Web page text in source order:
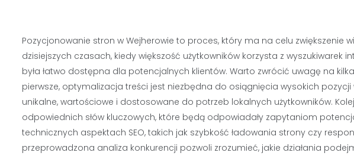
Pozycjonowanie stron w Wejherowie to proces, który ma na celu zwiększenie
dzisiejszych czasach, kiedy większość użytkowników korzysta z wyszukiwarek
była łatwo dostępna dla potencjalnych klientów. Warto zwrócić uwagę na
pierwsze, optymalizacja treści jest niezbędna do osiągnięcia wysokich pozycji
unikalne, wartościowe i dostosowane do potrzeb lokalnych użytkowników.
odpowiednich słów kluczowych, które będą odpowiadały zapytaniom
technicznych aspektach SEO, takich jak szybkość ładowania strony czy
przeprowadzona analiza konkurencji pozwoli zrozumieć, jakie działania